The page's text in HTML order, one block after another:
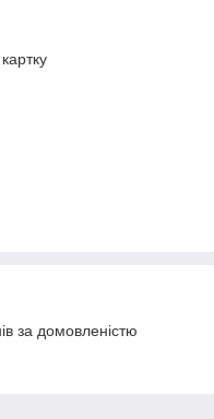
за домовленістю